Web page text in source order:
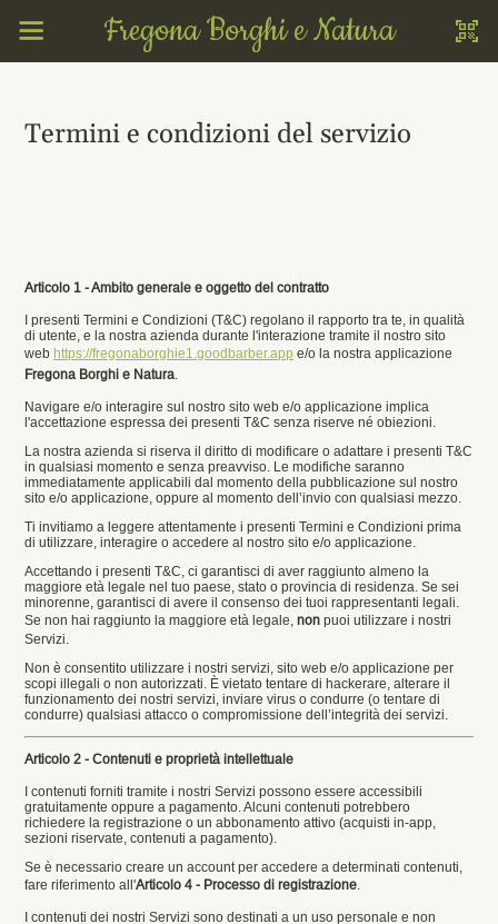
Fregona Borghi e Natura
Termini e condizioni del servizio
Articolo 1 - Ambito generale e oggetto del contratto
I presenti Termini e Condizioni (T&C) regolano il rapporto tra te, in qualità
di utente, e la nostra azienda durante l'interazione tramite il nostro sito
web https://fregonaborghie1.goodbarber.app e/o la nostra applicazione
Fregona Borghi e Natura.
Navigare e/o interagire sul nostro sito web e/o applicazione implica
l'accettazione espressa dei presenti T&C senza riserve né obiezioni.
La nostra azienda si riserva il diritto di modificare o adattare i presenti T&C
in qualsiasi momento e senza preavviso. Le modifiche saranno
immediatamente applicabili dal momento della pubblicazione sul nostro
sito e/o applicazione, oppure al momento dell’invio con qualsiasi mezzo.
Ti invitiamo a leggere attentamente i presenti Termini e Condizioni prima
di utilizzare, interagire o accedere al nostro sito e/o applicazione.
Accettando i presenti T&C, ci garantisci di aver raggiunto almeno la
maggiore età legale nel tuo paese, stato o provincia di residenza. Se sei
minorenne, garantisci di avere il consenso dei tuoi rappresentanti legali.
Se non hai raggiunto la maggiore età legale, non puoi utilizzare i nostri
Servizi.
Non è consentito utilizzare i nostri servizi, sito web e/o applicazione per
scopi illegali o non autorizzati. È vietato tentare di hackerare, alterare il
funzionamento dei nostri servizi, inviare virus o condurre (o tentare di
condurre) qualsiasi attacco o compromissione dell’integrità dei servizi.
Articolo 2 - Contenuti e proprietà intellettuale
I contenuti forniti tramite i nostri Servizi possono essere accessibili
gratuitamente oppure a pagamento. Alcuni contenuti potrebbero
richiedere la registrazione o un abbonamento attivo (acquisti in-app,
sezioni riservate, contenuti a pagamento).
Se è necessario creare un account per accedere a determinati contenuti,
fare riferimento all'Articolo 4 - Processo di registrazione.
I contenuti dei nostri Servizi sono destinati a un uso personale e non